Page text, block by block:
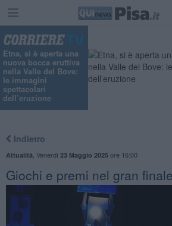
Etna, si è aperta una
nuova bocca eruttiva
nella Valle del Bove:
le immagini
spettacolari
dell’eruzione
Indietro
Attualità Venerdì 23 Maggio 2025ore 16:00
Giochi e premi nel gran